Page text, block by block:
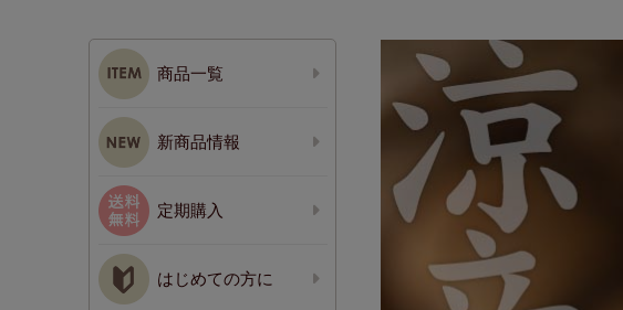
商品一覧
新商品情報
定期購入
はじめての方に